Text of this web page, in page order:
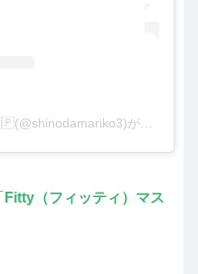
Fitty（フィッティ）マス